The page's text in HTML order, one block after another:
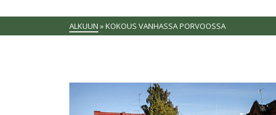
ALKUUN »KOKOUS VANHASSA PORVOOSSA